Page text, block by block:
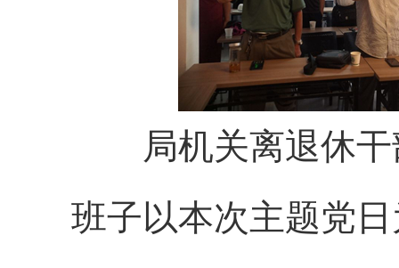
局机关离退休
班子以本次主题党